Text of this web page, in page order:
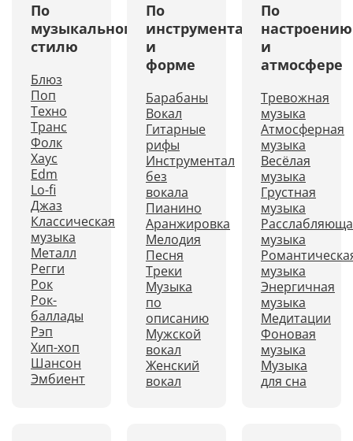
По
музыкальному
стилю
Блюз
Поп
Техно
Транс
Фолк
Хаус
Edm
Lo-fi
Джаз
Классическая
музыка
Металл
Регги
Рок
Рок-
баллады
Рэп
Хип-хоп
Шансон
Эмбиент
По
инструментам
и
форме
Барабаны
Вокал
Гитарные
рифы
Инструментал
без
вокала
Пианино
Аранжировка
Мелодия
Песня
Треки
Музыка
по
описанию
Мужской
вокал
Женский
вокал
По
настроению
и
атмосфере
Тревожная
музыка
Атмосферная
музыка
Весёлая
музыка
Грустная
музыка
музыка
музыка
Энергичная
музыка
Медитации
Фоновая
музыка
Музыка
для сна